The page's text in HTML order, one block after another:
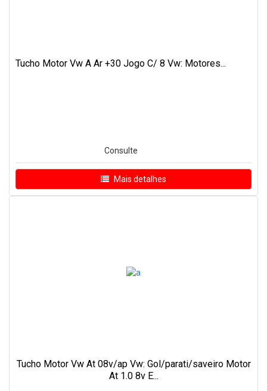
Tucho Motor Vw A Ar +30 Jogo C/ 8 Vw: Motores...
Consulte
Mais detalhes
Tucho Motor Vw At 08v/ap Vw: Gol/parati/saveiro Motor
At 1.0 8v E...